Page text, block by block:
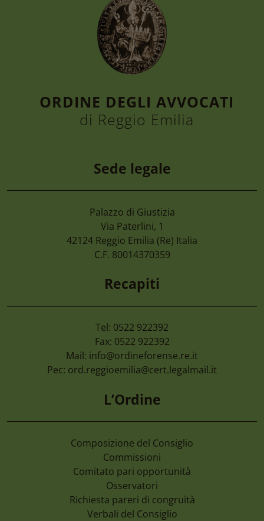
7 Agosto 2026
Camera Di Commercio Emilia –
Di Imprese Non Più Operative
ORDINE DEGLI AVVOCATI
di Reggio Emilia
Sede legale
Palazzo di Giustizia
Via Paterlini, 1
42124 Reggio Emilia (Re) Italia
C.F. 80014370359
Recapiti
Tel: 0522 922392
Fax: 0522 922392
Mail: info@ordineforense.re.it
Pec: ord.reggioemilia@cert.legalmail.it
L’Ordine
Composizione del Consiglio
Commissioni
Comitato pari opportunità
Osservatori
Richiesta pareri di congruità
Verbali del Consiglio